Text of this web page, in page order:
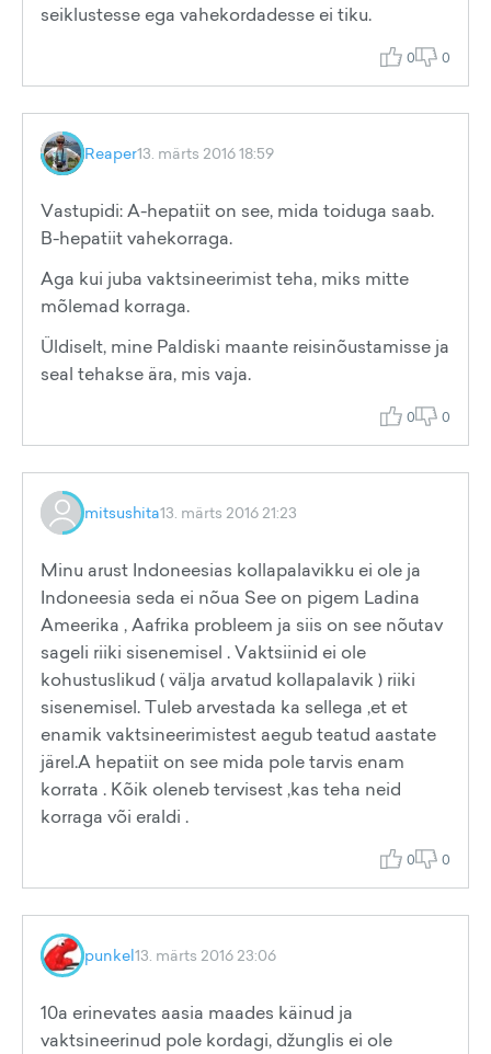
seiklustesse ega vahekordadesse ei tiku.
0 0
Reaper13. märts 2016 18:59
Vastupidi: A-hepatiit on see, mida toiduga saab.
B-hepatiit vahekorraga.
Aga kui juba vaktsineerimist teha, miks mitte
mõlemad korraga.
Üldiselt, mine Paldiski maante reisinõustamisse ja
seal tehakse ära, mis vaja.
0 0
mitsushita13. märts 2016 21:23
Minu arust Indoneesias kollapalavikku ei ole ja
Indoneesia seda ei nõua See on pigem Ladina
Ameerika , Aafrika probleem ja siis on see nõutav
sageli riiki sisenemisel . Vaktsiinid ei ole
kohustuslikud ( välja arvatud kollapalavik ) riiki
sisenemisel. Tuleb arvestada ka sellega ,et et
enamik vaktsineerimistest aegub teatud aastate
järel.A hepatiit on see mida pole tarvis enam
korrata . Kõik oleneb tervisest ,kas teha neid
korraga või eraldi .
0 0
punkel13. märts 2016 23:06
10a erinevates aasia maades käinud ja
vaktsineerinud pole kordagi, džunglis ei ole